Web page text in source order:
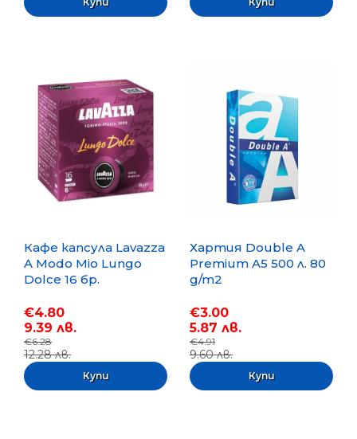
Кафе капсула Lavazza
A Modo Mio Lungo
Dolce 16 бр.
€4.80
9.39 лв.
€6.28
12.28 лв.
Хартия Double A
Premium A5 500 л. 80
g/m2
€3.00
5.87 лв.
€4.91
9.60 лв.